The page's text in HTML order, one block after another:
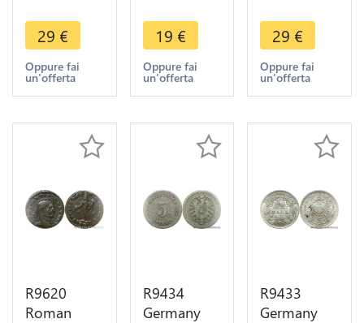
Louis XIV
1638 1715
Rechenpfennig
Nuremberg
Offer
29 €
Oppure fai
un'offerta
I 330 331
Constantinopoli
TR Treves
19 €
Oppure fai
un'offerta
Nummus
Constantine
I The Great
326 Treveri
Make Offer
29 €
Oppure fai
un'offerta
R9620
Roman
R9434
Germany
R9433
Germany